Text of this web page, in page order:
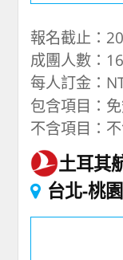
報名截止：
成團人數：
每人訂金：
包含項目：
不含項目：
土耳其
台北-桃